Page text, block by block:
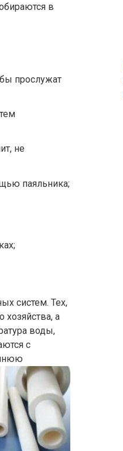
в
прослужат
не
паяльника;
систем. Тех,
а
воды,
с